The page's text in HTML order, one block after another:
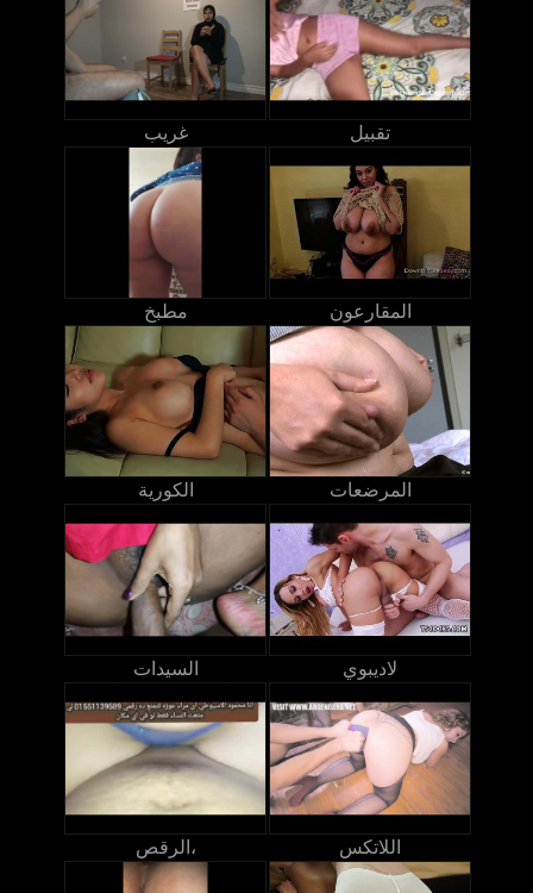
غريب تقبيل
مطبخ المقارعون
الكورية المرضعات
السيدات لاديبوي
الرقص، اللاتكس